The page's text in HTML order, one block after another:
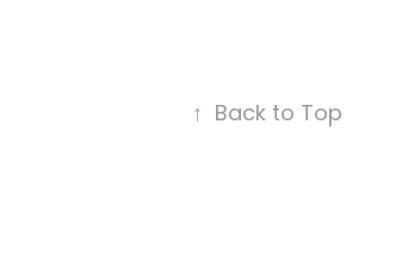
↑ Back to Top